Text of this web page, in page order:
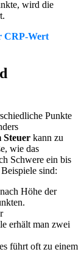
wird die
CRP-Wert
Punkte
Steuer kann zu
wie das
Schwere ein bis
sind:
Höhe der
erhält man zwei
führt oft zu einem